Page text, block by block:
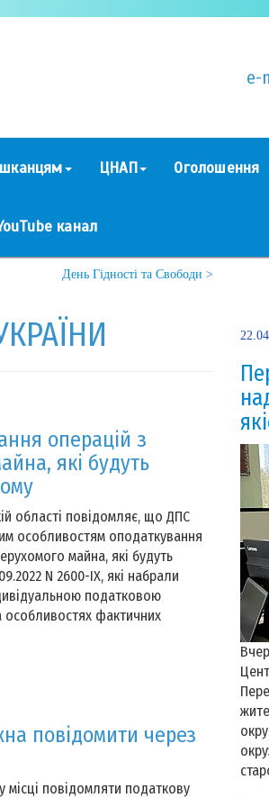
e-
ЦНАП Оголошення
канал
День Гідності та Свободи >
операцій з
які будуть
області повідомляє, що ДПС
особливостям оподаткування
майна, які будуть
N 2600-IX, які набрали
податковою
особливостях фактичних
повідомити через
повідомляти податкову